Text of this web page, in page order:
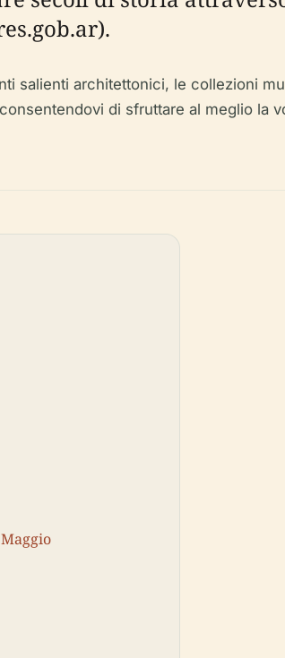
salienti architettonici, le collezioni
di sfruttare al meglio la